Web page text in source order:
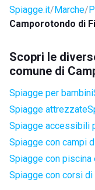
Spiagge.it Marche
Camporotondo di
Scopri le
comune di
Spiagge per bambini
Spiagge attrezzate
Spiagge accessibili
Spiagge con campi
Spiagge con piscina
Spiagge con corsi